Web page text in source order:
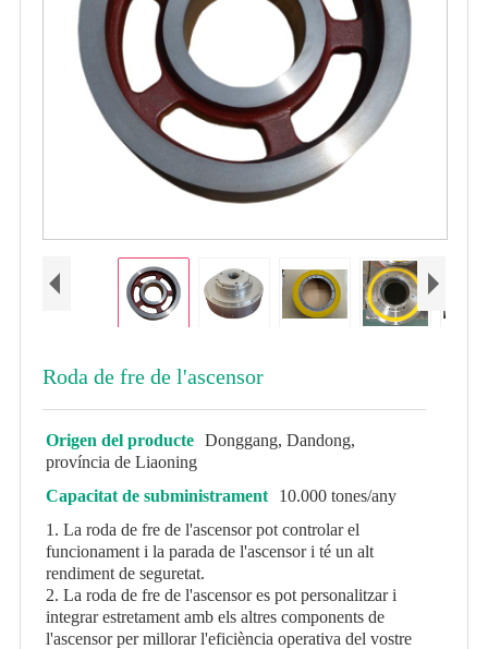
Roda de fre de l'ascensor
Origen del producte Donggang, Dandong,
província de Liaoning
Capacitat de subministrament
10.000 tones/any
1. La roda de fre de l'ascensor pot controlar el
funcionament i la parada de l'ascensor i té un alt
rendiment de seguretat.
2. La roda de fre de l'ascensor es pot personalitzar i
integrar estretament amb els altres components de
l'ascensor per millorar l'eficiència operativa del vostre